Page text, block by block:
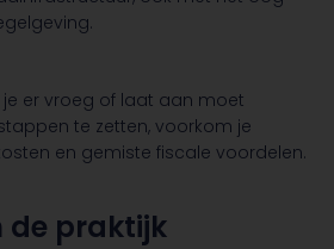
er vroeg of laat aan moet
te zetten, voorkom je
en gemiste fiscale voordelen.
de praktijk